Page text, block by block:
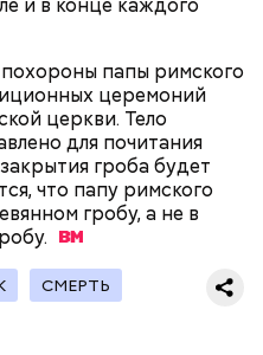
и в конце каждого
похороны папы римского
церемоний
церкви. Тело
для почитания
гроба будет
что папу римского
гробу, а не в
СМЕРТЬ